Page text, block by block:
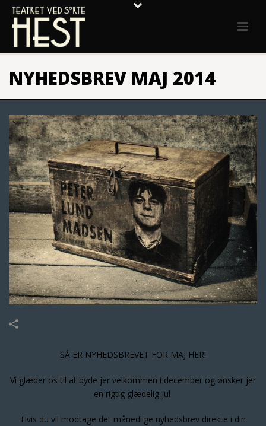
NYHEDSBREV MAJ 2014
SÅ ER NYHEDSBREVET FOR MAJ HER!
Vi glæder os til at byde jer velkommen i december og ønsker jer
en rigtig glædelig jul
Hvis du vil modtage det månedlige nyhedsbrev direkte i din